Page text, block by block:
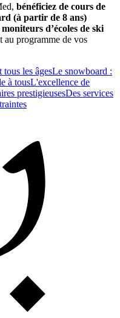
bénéficiez de cours de
(à partir de 8 ans)
moniteurs d’écoles de ski
au programme de vos
tous les âgesLe snowboard :
à tousL'excellence de
prestigieusesDes services